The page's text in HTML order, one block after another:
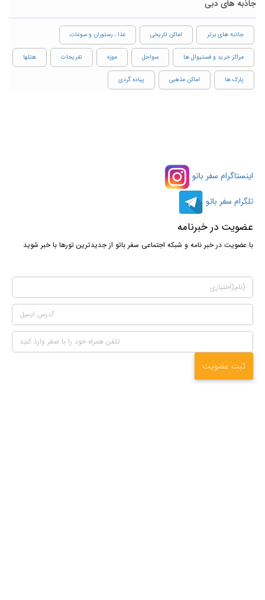
جاذبه های دبی
جاذبه های برتر اماکن تاریخی غذا ، رستوران و سوغات
مراکز خرید و فستیوال ها سواحل موزه تفریحات هتلها
پارک ها اماکن مذهبی پیاده گردی
اینستاگرام سفر باتو
تلگرام سفر باتو
عضویت در خبرنامه
با عضویت در خبر نامه و شبکه اجتماعی سفر باتو از جدیدترین تورها با خبر شوید
ثبت عضویت